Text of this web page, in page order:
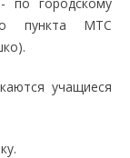
пункта МТС
учащиеся